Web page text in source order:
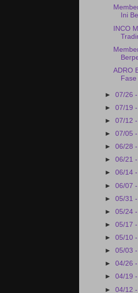
Ini
INCO
ADRO
►07/26
►07/19
►07/12
►07/05
►06/28
►06/21
►06/14
►06/07
►05/31
►05/24
►05/17
►05/10
►05/03
►04/26
►04/19
►04/12